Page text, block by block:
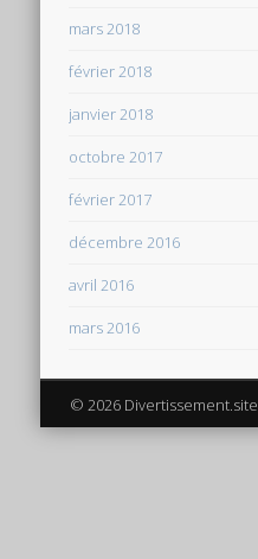
mars 2018
février 2018
janvier 2018
octobre 2017
février 2017
décembre 2016
avril 2016
mars 2016
© 2026 Divertissement.site